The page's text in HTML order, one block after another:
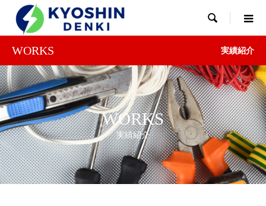

WORKS 実績紹介
WORKS
実績紹介